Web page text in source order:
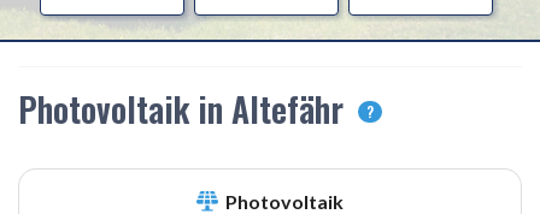
Photovoltaik in Altefähr ?
Photovoltaik